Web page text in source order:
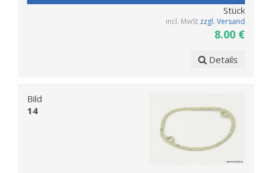
Stück
incl. MwSt zzgl. Versand
8.00 €
Details
Bild
14